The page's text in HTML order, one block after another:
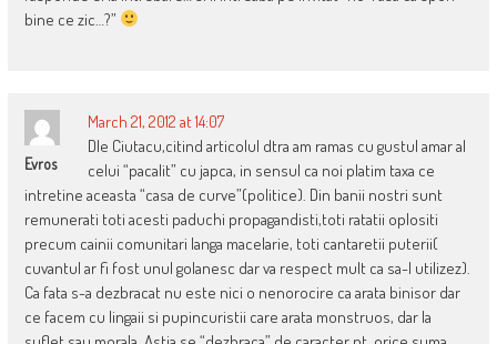
bine ce zic…?”
Evros
March 21, 2012 at 14:07
Dle Ciutacu,citind articolul dtra am ramas cu gustul amar al
celui “pacalit” cu japca, in sensul ca noi platim taxa ce
intretine aceasta “casa de curve”(politice). Din banii nostri sunt
remunerati toti acesti paduchi propagandisti,toti ratatii oplositi
precum cainii comunitari langa macelarie, toti cantaretii puterii(
cuvantul ar fi fost unul golanesc dar va respect mult ca sa-l utilizez).
Ca fata s-a dezbracat nu este nici o nenorocire ca arata binisor dar
ce facem cu lingaii si pupincuristii care arata monstruos, dar la